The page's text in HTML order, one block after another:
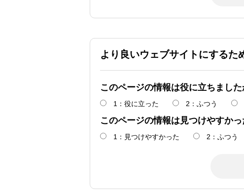
より良いウェブサイトにするた
このページの情報は役に立ちました
1：役に立った 2：ふつう
このページの情報は見つけやすかっ
1：見つけやすかった 2：ふつう